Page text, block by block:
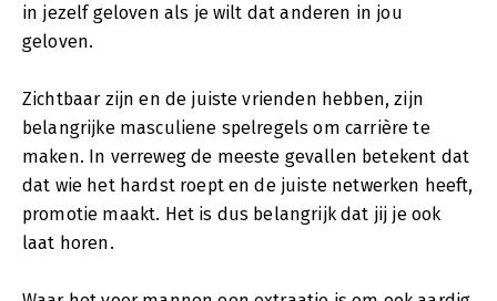
in jezelf geloven als je wilt dat anderen in jou
geloven.
Zichtbaar zijn en de juiste vrienden hebben, zijn
belangrijke masculiene spelregels om carrière te
maken. In verreweg de meeste gevallen betekent dat
dat wie het hardst roept en de juiste netwerken heeft,
promotie maakt. Het is dus belangrijk dat jij je ook
laat horen.